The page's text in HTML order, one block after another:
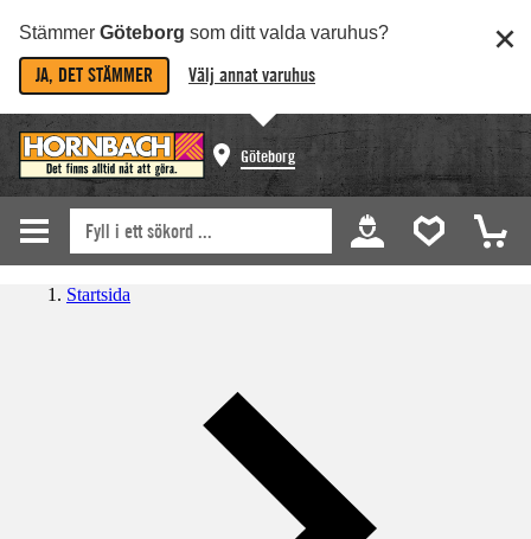
Stämmer Göteborg som ditt valda varuhus?
JA, DET STÄMMER Välj annat varuhus
Göteborg
Startsida